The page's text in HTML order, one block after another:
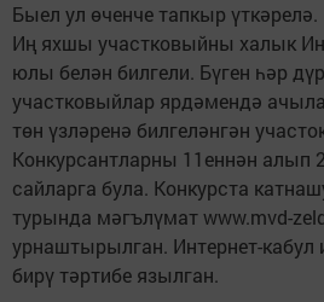
Быел ул өченче тапкыр үткәрелә.
Иң яхшы участковыйны халык
юлы белән билгели. Бүген һәр
участковыйлар ярдәмендә
төн үзләренә билгеләнгән
Конкурсантларны 11еннән алып
сайларга була. Конкурста
турында мәгълүмат www.mvd-
урнаштырылган. Интернет-кабул
бирү тәртибе язылган.